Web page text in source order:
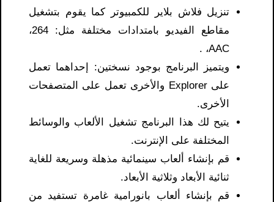
تنزيل فلاش بلاير للكمبيوتر كما يقوم بتشغيل
مقاطع الفيديو بامتدادات مختلفة مثل: 264،
AAC، .
ويتميز البرنامج بوجود نسختين: إحداهما تعمل
على Explorer والأخرى تعمل على المتصفحات
الأخرى.
يتيح لك هذا البرنامج تشغيل الألعاب والوسائط
المختلفة على الإنترنت.
قم بإنشاء ألعاب سينمائية مذهلة وسريعة للغاية
ثنائية الأبعاد وثلاثية الأبعاد.
قم بإنشاء ألعاب بانورامية غامرة تستفيد من